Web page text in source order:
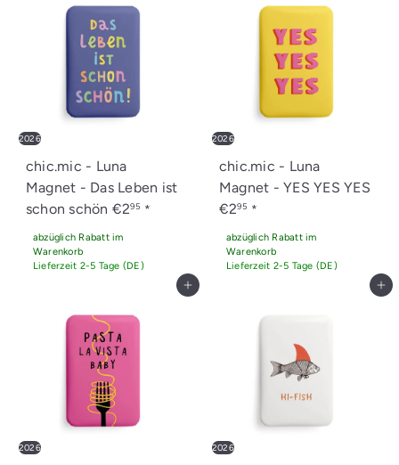
2026
chic.mic - Luna
Magnet - Das Leben ist
schon schön €295 *
abzüglich Rabatt im
Warenkorb
Lieferzeit 2-5 Tage (DE)
2026
chic.mic - Luna
Magnet - YES YES YES
€295 *
abzüglich Rabatt im
Warenkorb
Lieferzeit 2-5 Tage (DE)
In den Einkaufswagen legen
2026
In den Einkaufswagen legen
2026